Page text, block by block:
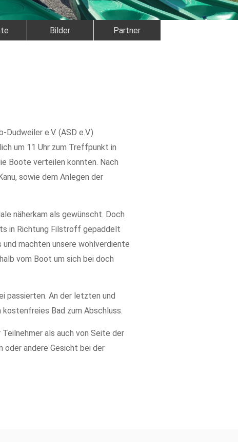
Bilder Partner
e.V. (ASD e.V.)
um 11 Uhr zum Treffpunkt in
Boote verteilen konnten. Nach
sowie dem Anlegen der
näherkam als gewünscht. Doch
in Richtung Filstroff gepaddelt
machten unsere wohlverdiente
vom Boot um sich bei doch
passierten. An der letzten und
Bad zum Abschluss.
als auch von Seite der
oder andere Gesicht bei der